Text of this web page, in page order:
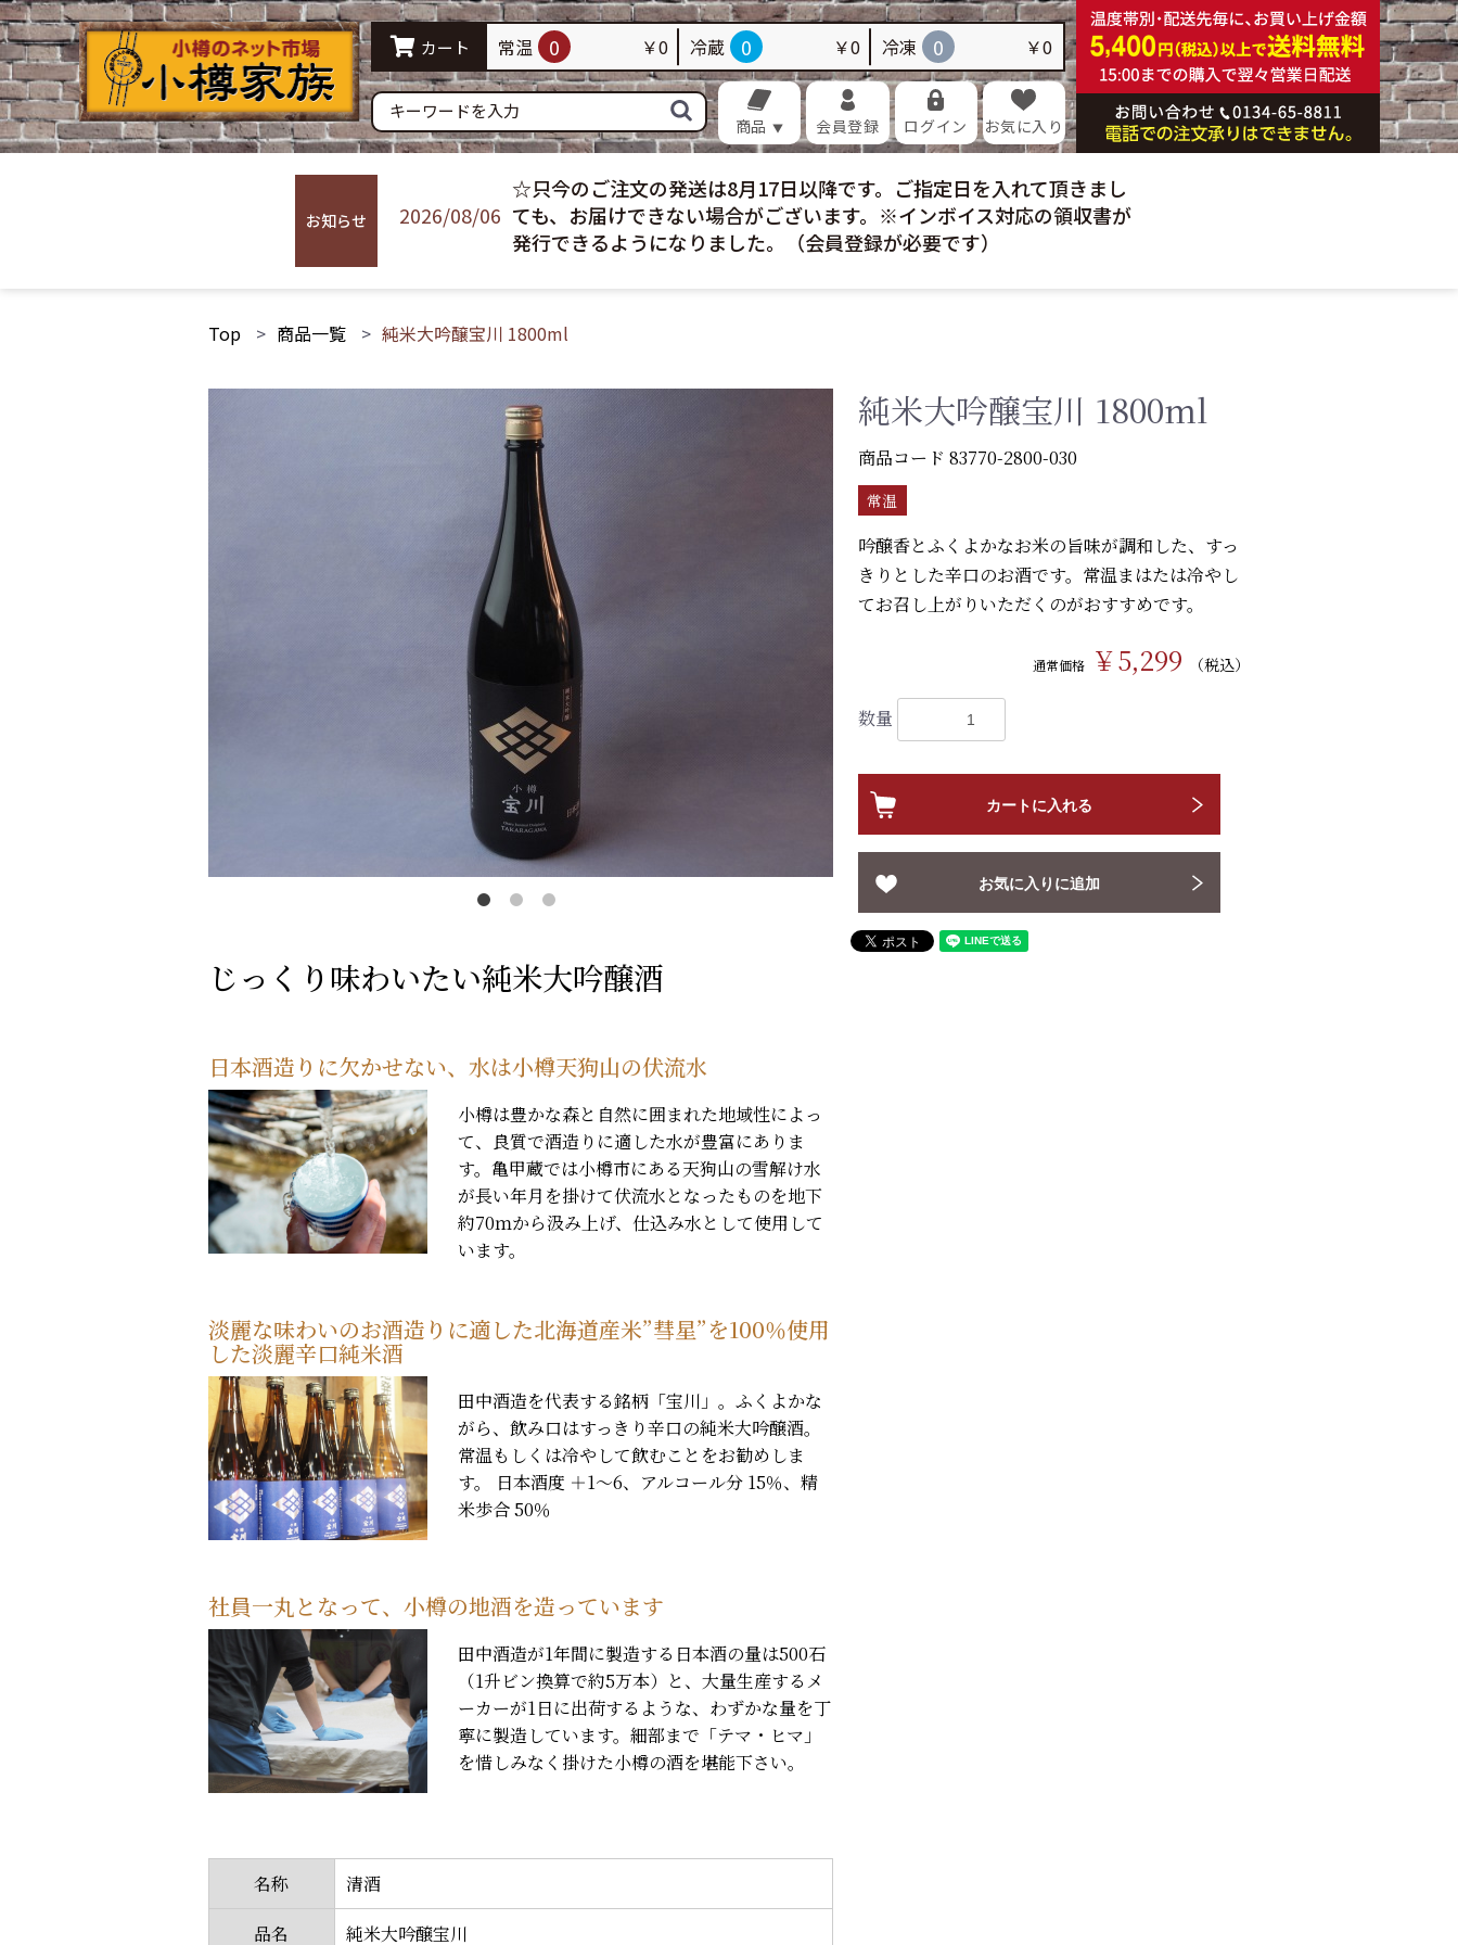
カート 常温 0 ￥0 冷蔵 0 ￥0 冷凍 0 ￥0
商品 会員登録 ログイン お気に入り
水産品 農産品 畜産加工品 海苔・昆布 佃煮・昆布巻き 乳製品 麺類
すり身 蒲鉾 その他加工品 調味料 菓子 飲料 酒類 硝子製品
常温配送 冷蔵配送 お買い得 おすすめ ギフト
お知らせ 2026/08/06
☆只今のご注文の発送は8月17日以降です。ご指定日を入れて頂きまし
ても、お届けできない場合がございます。※インボイス対応の領収書が
発行できるようになりました。（会員登録が必要です）
Top 商品一覧 純米大吟醸宝川 1800ml
じっくり味わいたい純米大吟醸酒
日本酒造りに欠かせない、水は小樽天狗山の伏流水
小樽は豊かな森と自然に囲まれた地域性によっ
て、良質で酒造りに適した水が豊富にありま
す。亀甲蔵では小樽市にある天狗山の雪解け水
が長い年月を掛けて伏流水となったものを地下
約70ｍから汲み上げ、仕込み水として使用して
います。
淡麗な味わいのお酒造りに適した北海道産米”彗星”を100％使用
した淡麗辛口純米酒
田中酒造を代表する銘柄「宝川」。ふくよかな
がら、飲み口はすっきり辛口の純米大吟醸酒。
常温もしくは冷やして飲むことをお勧めしま
す。 日本酒度 ＋1〜6、アルコール分 15％、精
米歩合 50％
社員一丸となって、小樽の地酒を造っています
田中酒造が1年間に製造する日本酒の量は500石
（1升ビン換算で約5万本）と、大量生産するメ
ーカーが1日に出荷するような、わずかな量を丁
寧に製造しています。細部まで「テマ・ヒマ」
を惜しみなく掛けた小樽の酒を堪能下さい。
名称
清酒
品名
純米大吟醸宝川
純米大吟醸宝川 1800ml
商品コード 83770-2800-030
常温
吟醸香とふくよかなお米の旨味が調和した、すっ
きりとした辛口のお酒です。常温まはたは冷やし
てお召し上がりいただくのがおすすめです。
通常価格 ￥5,299 （税込）
数量
カートに入れる
お気に入りに追加